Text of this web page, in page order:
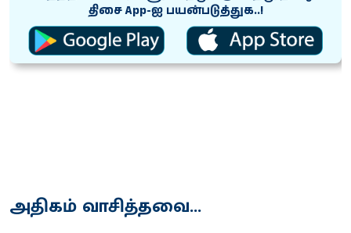
திசை App-ஐ பயன்படுத்துக..!
அதிகம் வாசித்தவை...